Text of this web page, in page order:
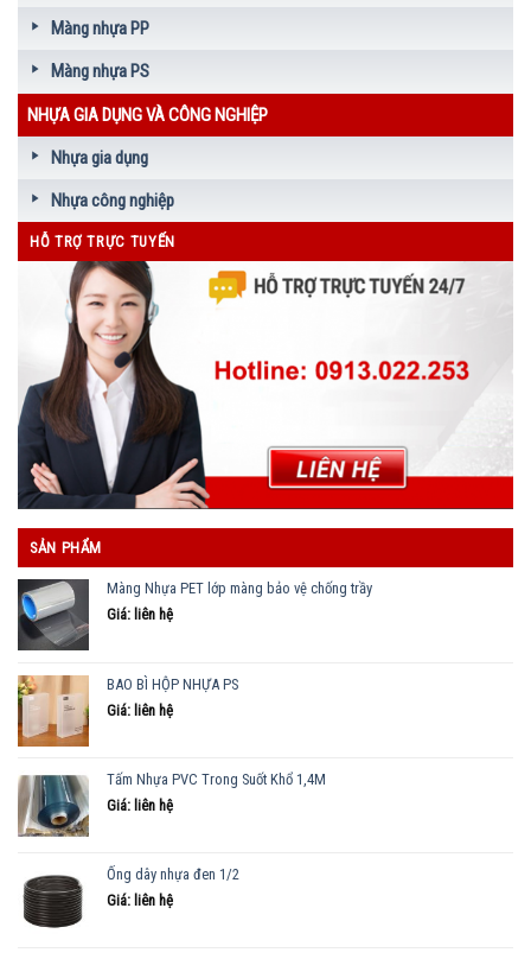
Màng nhựa PP
Màng nhựa PS
NHỰA GIA DỤNG VÀ CÔNG NGHIỆP
Nhựa gia dụng
Nhựa công nghiệp
HỖ TRỢ TRỰC TUYẾN
SẢN PHẨM
Màng Nhựa PET lớp màng bảo vệ chống trầy
Giá: liên hệ
BAO BÌ HỘP NHỰA PS
Giá: liên hệ
Tấm Nhựa PVC Trong Suốt Khổ 1,4M
Giá: liên hệ
Ống dây nhựa đen 1/2
Giá: liên hệ